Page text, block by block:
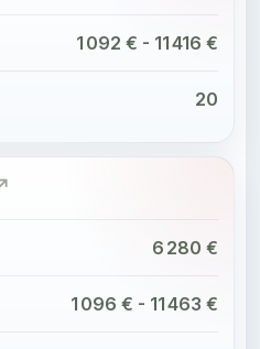
1 092 € - 11 416 €
20
6 280 €
1 096 € - 11 463 €